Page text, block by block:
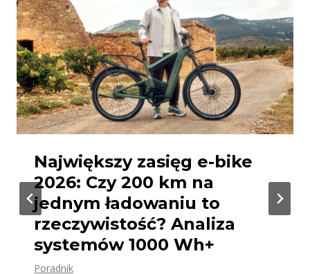
Najpotężniejszy silnik e-
bike 2026: Czy 120 Nm
momentu obrotowego to
granica inżynierii? Ranking
napędów
Test